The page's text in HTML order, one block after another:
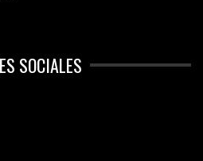
SOCIALES